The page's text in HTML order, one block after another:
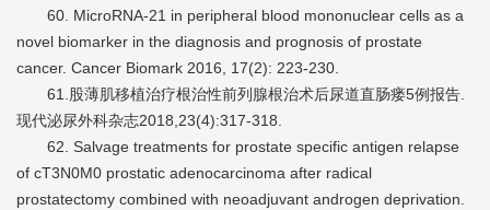
60. MicroRNA-21 in peripheral blood mononuclear cells as a
novel biomarker in the diagnosis and prognosis of prostate
cancer. Cancer Biomark 2016, 17(2): 223-230.
61.股薄肌移植治疗根治性前列腺根治术后尿道直肠瘘5例报告.
现代泌尿外科杂志2018,23(4):317-318.
62. Salvage treatments for prostate specific antigen relapse
of cT3N0M0 prostatic adenocarcinoma after radical
prostatectomy combined with neoadjuvant androgen deprivation.